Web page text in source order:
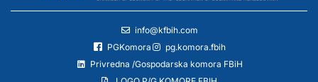
info@kfbih.com
PGKomora
pg.komora.fbih
Privredna /Gospodarska komora FBiH